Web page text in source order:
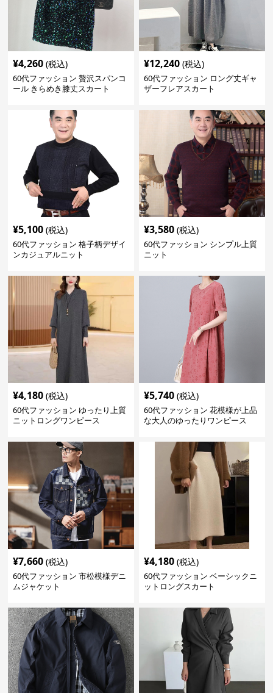
¥4,260 (税込)
60代ファッション 贅沢スパンコ
ール きらめき膝丈スカート
¥12,240 (税込)
60代ファッション ロング丈ギャ
ザーフレアスカート
¥5,100 (税込)
60代ファッション 格子柄デザイ
ンカジュアルニット
¥3,580 (税込)
60代ファッション シンプル上質
ニット
¥4,180 (税込)
60代ファッション ゆったり上質
ニットロングワンピース
¥5,740 (税込)
60代ファッション 花模様が上品
な大人のゆったりワンピース
¥7,660 (税込)
60代ファッション 市松模様デニ
ムジャケット
¥4,180 (税込)
60代ファッション ベーシックニ
ットロングスカート